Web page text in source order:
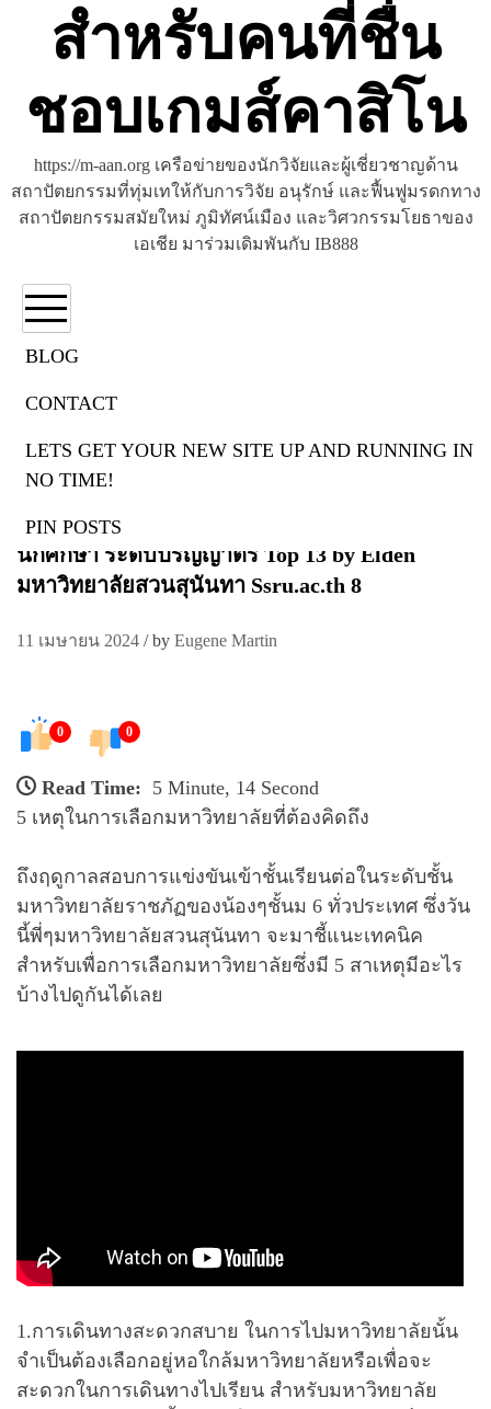
สำหรับคนที่ชื่น
ชอบเกมส์คาสิโน
https://m-aan.org เครือข่ายของนักวิจัยและผู้เชี่ยวชาญด้าน
สถาปัตยกรรมที่ทุ่มเทให้กับการวิจัย อนุรักษ์ และฟื้นฟูมรดกทาง
สถาปัตยกรรมสมัยใหม่ ภูมิทัศน์เมือง และวิศวกรรมโยธาของ
เอเชีย มาร่วมเดิมพันกับ IB888
BLOG
CONTACT
LETS GET YOUR NEW SITE UP AND RUNNING IN
NO TIME!
PIN POSTS
มหาวิทยาลัยสวนสุนันทา มหาวิทยาลัยราชภัฏ
สวนสุนันทา สมัคร มิถุนายน 67 ราชภัฏอันดับ 1
มหาวิทยาลัยราชภัฏ ราชภัฏสวนสุนันทา รับสมัคร
นักศึกษา ระดับปริญญาตรี Top 13 by Elden
มหาวิทยาลัยสวนสุนันทา Ssru.ac.th 8
11 เมษายน 2024 / by Eugene Martin
0 0
Read Time: 5 Minute, 14 Second
5 เหตุในการเลือกมหาวิทยาลัยที่ต้องคิดถึง
ถึงฤดูกาลสอบการแข่งขันเข้าชั้นเรียนต่อในระดับชั้น
มหาวิทยาลัยราชภัฏของน้องๆชั้นม 6 ทั่วประเทศ ซึ่งวัน
นี้พี่ๆมหาวิทยาลัยสวนสุนันทา จะมาชี้แนะเทคนิค
สำหรับเพื่อการเลือกมหาวิทยาลัยซึ่งมี 5 สาเหตุมีอะไร
บ้างไปดูกันได้เลย
1.การเดินทางสะดวกสบาย ในการไปมหาวิทยาลัยนั้น
จำเป็นต้องเลือกอยู่หอใกล้มหาวิทยาลัยหรือเพื่อจะ
สะดวกในการเดินทางไปเรียน สำหรับมหาวิทยาลัย